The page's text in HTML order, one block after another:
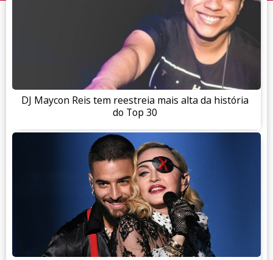
DJ Maycon Reis tem reestreia mais alta da história
do Top 30